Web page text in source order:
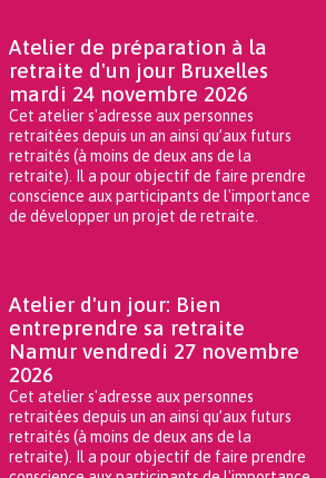
Atelier de préparation à la
retraite d'un jour Bruxelles
mardi 24 novembre 2026
Cet atelier s'adresse aux personnes
retraitées depuis un an ainsi qu’aux futurs
retraités (à moins de deux ans de la
retraite). Il a pour objectif de faire prendre
conscience aux participants de l'importance
de développer un projet de retraite.
Atelier d'un jour: Bien
entreprendre sa retraite
Namur vendredi 27 novembre
2026
Cet atelier s'adresse aux personnes
retraitées depuis un an ainsi qu’aux futurs
retraités (à moins de deux ans de la
retraite). Il a pour objectif de faire prendre